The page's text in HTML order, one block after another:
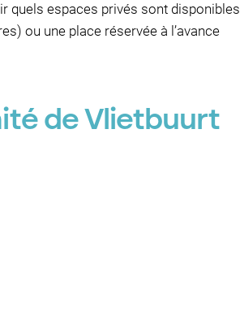
quels espaces privés sont disponibles
ou une place réservée à l’avance
de Vlietbuurt